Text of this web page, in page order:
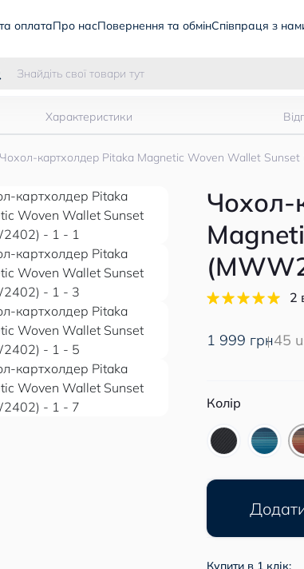
оплатаПро насПовернення та обмінСпівпраця з
Чохол-картхолдер Pitaka Magnetic Woven Wallet
Характеристики
Чохол-
2
1 999 грн45
Колір
Купити в 1 клік: